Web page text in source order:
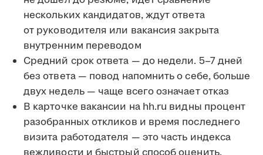
нескольких кандидатов, ждут ответа
от руководителя или вакансия закрыта
внутренним переводом
Средний срок ответа — до недели. 5–7 дней
без ответа — повод напомнить о себе, больше
двух недель — чаще всего означает отказ
В карточке вакансии на hh.ru видны процент
разобранных откликов и время последнего
визита работодателя — это часть индекса